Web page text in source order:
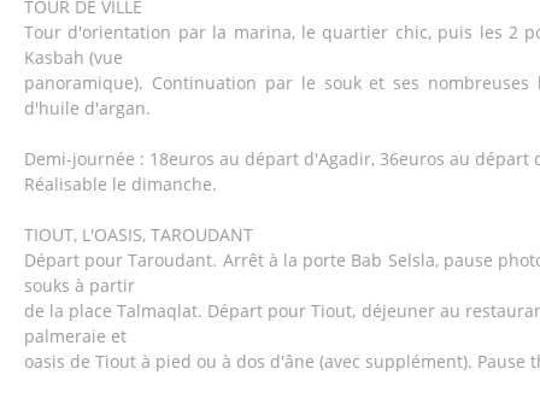
TOUR DE VILLE
Tour d'orientation par la marina, le quartier chic, puis les 2
Kasbah (vue
panoramique). Continuation par le souk et ses nombreuses
d'huile d'argan.
Demi-journée : 18euros au départ d'Agadir, 36euros au départ
Réalisable le dimanche.
TIOUT, L'OASIS, TAROUDANT
Départ pour Taroudant. Arrêt à la porte Bab Selsla, pause
souks à partir
de la place Talmaqlat. Départ pour Tiout, déjeuner au
palmeraie et
oasis de Tiout à pied ou à dos d'âne (avec supplément). Pause